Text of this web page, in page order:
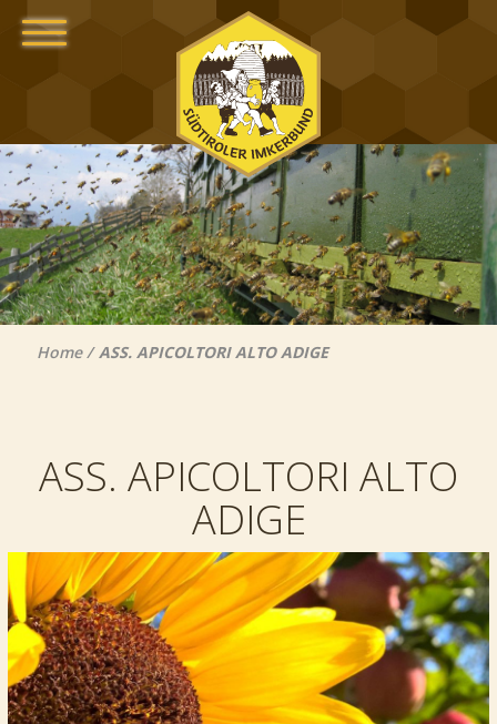
Home ASS. APICOLTORI ALTO ADIGE
ASS. APICOLTORI ALTO
ADIGE